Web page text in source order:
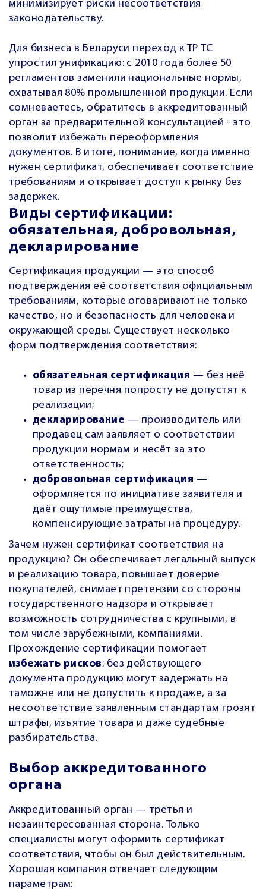
минимизирует риски несоответствия
законодательству.
Для бизнеса в Беларуси переход к ТР ТС
упростил унификацию: с 2010 года более 50
регламентов заменили национальные нормы,
охватывая 80% промышленной продукции. Если
сомневаетесь, обратитесь в аккредитованный
орган за предварительной консультацией - это
позволит избежать переоформления
документов. В итоге, понимание, когда именно
нужен сертификат, обеспечивает соответствие
требованиям и открывает доступ к рынку без
задержек.
Виды сертификации:
обязательная, добровольная,
декларирование
Сертификация продукции — это способ
подтверждения её соответствия официальным
требованиям, которые оговаривают не только
качество, но и безопасность для человека и
окружающей среды. Существует несколько
форм подтверждения соответствия:
обязательная сертификация — без неё
товар из перечня попросту не допустят к
реализации;
декларирование — производитель или
продавец сам заявляет о соответствии
продукции нормам и несёт за это
ответственность;
добровольная сертификация —
оформляется по инициативе заявителя и
даёт ощутимые преимущества,
компенсирующие затраты на процедуру.
Зачем нужен сертификат соответствия на
продукцию? Он обеспечивает легальный выпуск
и реализацию товара, повышает доверие
покупателей, снимает претензии со стороны
государственного надзора и открывает
возможность сотрудничества с крупными, в
том числе зарубежными, компаниями.
Прохождение сертификации помогает
избежать рисков: без действующего
документа продукцию могут задержать на
таможне или не допустить к продаже, а за
несоответствие заявленным стандартам грозят
штрафы, изъятие товара и даже судебные
разбирательства.
Выбор аккредитованного
органа
Аккредитованный орган — третья и
незаинтересованная сторона. Только
специалисты могут оформить сертификат
соответствия, чтобы он был действительным.
Хорошая компания отвечает следующим
параметрам: